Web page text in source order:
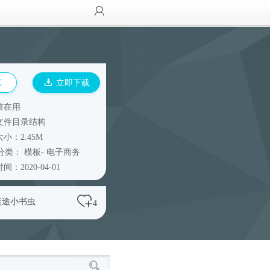
立即下载
在用
件目录结构
小：2.45M
类： 模板- 电子商务
间：2020-04-01
途小书虫 4